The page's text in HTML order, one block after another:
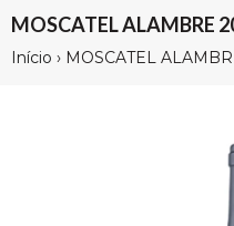
MOSCATEL ALAMBRE
Início › MOSCATEL